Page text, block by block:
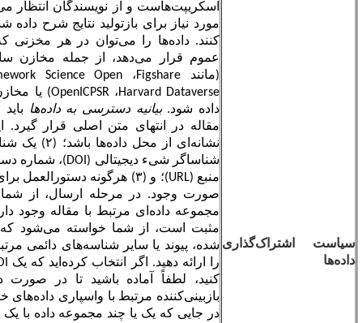
اسکریپت‌هاست و از نویسندگان انتظار می‌رود که حداقل داده‌های
مورد نیاز برای بازتولید نتایج شرح داده شده در مقاله را واسپاری
کنند. داده‌ها را می‌توان در هر مخزنی که داده‌ها را در دسترس
عموم قرار می‌دهد، از جمله مخازن سازمانی، مخازن عمومی
Science
Framework، Zenodo، Dryad،
OpenICPSR) یا مخازن خاص موضوعی، قرار
بیانیه دسترسی به داده‌هاباید قبل از منابع و مآخذ در
نشانه‌ای از محل داده‌ها باشد؛ (۲) یک شناسه منحصربه‌فرد، مانند
شناساگر شیء دیجیتالی (DOI)، شماره دسترسی، یا جاینمای جهانی
)؛ و (۳) هرگونه دستورالعمل برای دسترسی به داده‌ها، در
صورت وجود. در مرحله ارسال، از شما پرسیده می‌شود که آیا
مجموعه داده‌ای مرتبط با مقاله وجود دارد یا خیر. اگر پاسخ شما
مثبت است، از شما خواسته می‌شود کهDOI،DOI از پیش ثبت
شده، پیوند یا سایر شناسه‌های دائمی مرتبط با مجموعه(های) داده
را ارائه دهید. اگر انتخاب کرده‌اید که یکDOI از قبل ثبت‌شده ارائه
کنید، لطفاً آماده باشید تا در صورت درخواست داوران، URL
بازبینی‌کننده مرتبط با واسپاری داده‌های خود را به اشتراک بگذارید.
در جایی که یک یا چند مجموعه داده با یک مقاله مرتبط است، اینها